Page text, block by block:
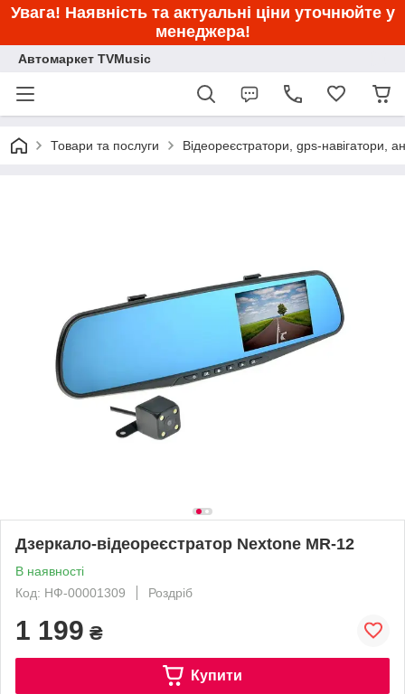
Увага! Наявність та актуальні ціни уточнюйте у
менеджера!
Автомаркет TVMusic
Товари та послуги Відеореєстратори, gps-навігатори,
Дзеркало-відеореєстратор Nextone MR-12
В наявності
Код: НФ-00001309
Роздріб
1 199 ₴
Купити